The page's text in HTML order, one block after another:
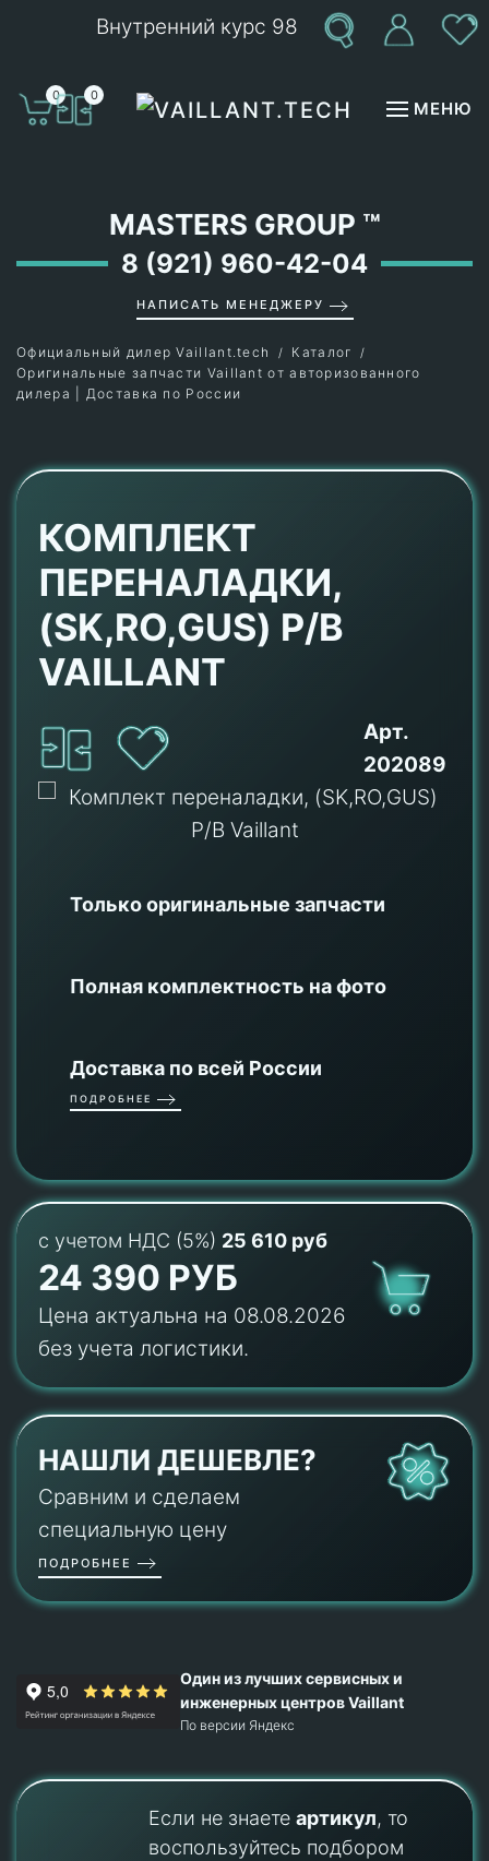
Внутренний курс 98
0 0
МЕНЮ
MASTERS GROUP ™
8 (921) 960-42-04
НАПИСАТЬ МЕНЕДЖЕРУ
Официальный дилер Vaillant.tech
Каталог
Оригинальные запчасти Vaillant от авторизованного
дилера | Доставка по России
КОМПЛЕКТ
ПЕРЕНАЛАДКИ,
(SK,RO,GUS) P/B
VAILLANT
Арт.
202089
Только оригинальные запчасти
Полная комплектность на фото
Доставка по всей России
ПОДРОБНЕЕ
с учетом НДС (5%) 25 610 руб
24 390 РУБ
Цена актуальна на 08.08.2026
без учета логистики.
НАШЛИ ДЕШЕВЛЕ?
Сравним и сделаем
специальную цену
ПОДРОБНЕЕ
Один из лучших сервисных и
инженерных центров Vaillant
По версии Яндекс
Если не знаете артикул, то
воспользуйтесь подбором